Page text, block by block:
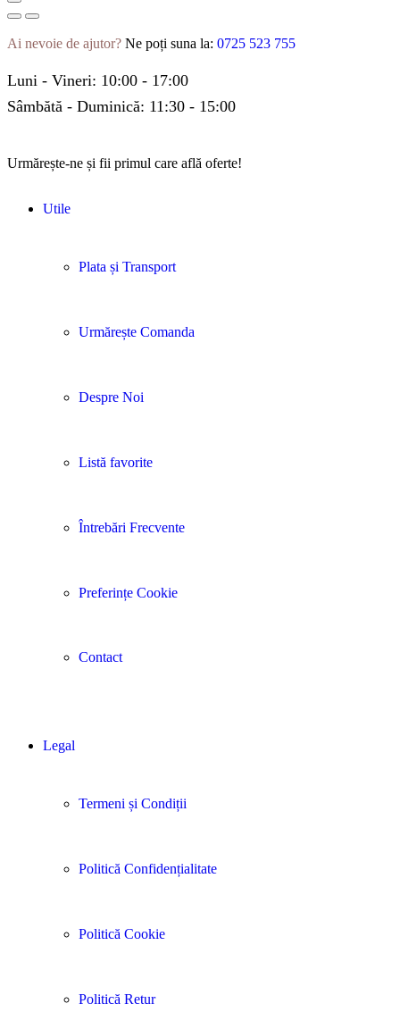
Ai nevoie de ajutor? Ne poți suna la: 0725 523 755
Luni - Vineri: 10:00 - 17:00
Sâmbătă - Duminică: 11:30 - 15:00
Urmărește-ne și fii primul care află oferte!
Utile
Plata și Transport
Urmărește Comanda
Despre Noi
Listă favorite
Întrebări Frecvente
Preferințe Cookie
Contact
Legal
Termeni și Condiții
Politică Confidențialitate
Politică Cookie
Politică Retur